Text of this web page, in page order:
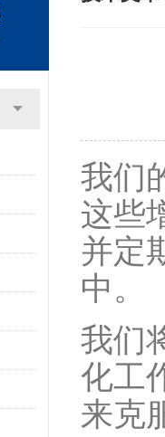
我们
这些
并定
中。
我们
化工
来克